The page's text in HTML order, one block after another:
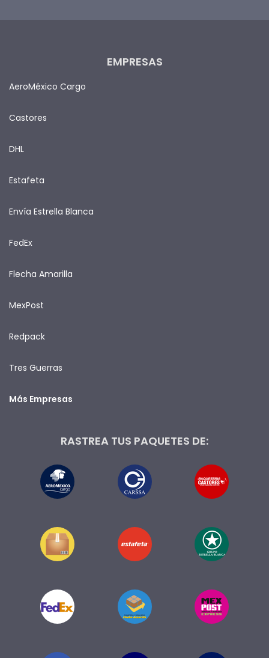
EMPRESAS
AeroMéxico Cargo
Castores
DHL
Estafeta
Envía Estrella Blanca
FedEx
Flecha Amarilla
MexPost
Redpack
Tres Guerras
Más Empresas
RASTREA TUS PAQUETES DE: